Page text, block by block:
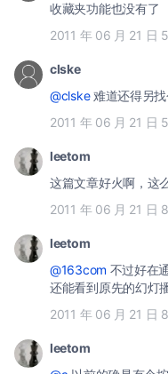
收藏夹功能也没有了
2011 年 06 月 21 日
clske
@clske难道还得另找
2011 年 06 月 21 日
leetom
这篇文章好火啊，这
2011 年 06 月 21 日
leetom
@163com 不过好在
还能看到原先的幻灯
2011 年 06 月 21 日
leetom